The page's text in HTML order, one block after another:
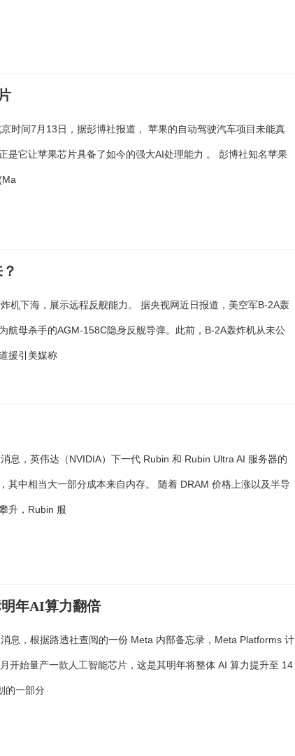
时间7月13日，据彭博社报道， 苹果的自动驾驶汽车项目未能真
是它让苹果芯片具备了如今的强大AI处理能力 。 彭博社知名苹果
机下海，展示远程反舰能力。 据央视网近日报道，美空军B-2A轰
航母杀手的AGM-158C隐身反舰导弹。此前，B-2A轰炸机从未公
援引美媒称
息，英伟达（NVIDIA）下一代 Rubin 和 Rubin Ultra AI 服务器的
其中相当大一部分成本来自内存。 随着 DRAM 价格上涨以及半导
升，Rubin 服
年AI算力翻倍
息，根据路透社查阅的一份 Meta 内部备忘录，Meta Platforms 计
开始量产一款人工智能芯片，这是其明年将整体 AI 算力提升至 14
的一部分